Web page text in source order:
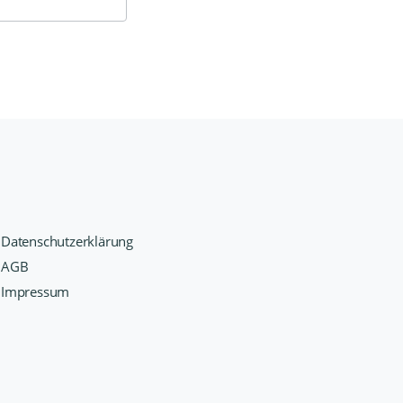
Datenschutzerklärung
AGB
Impressum